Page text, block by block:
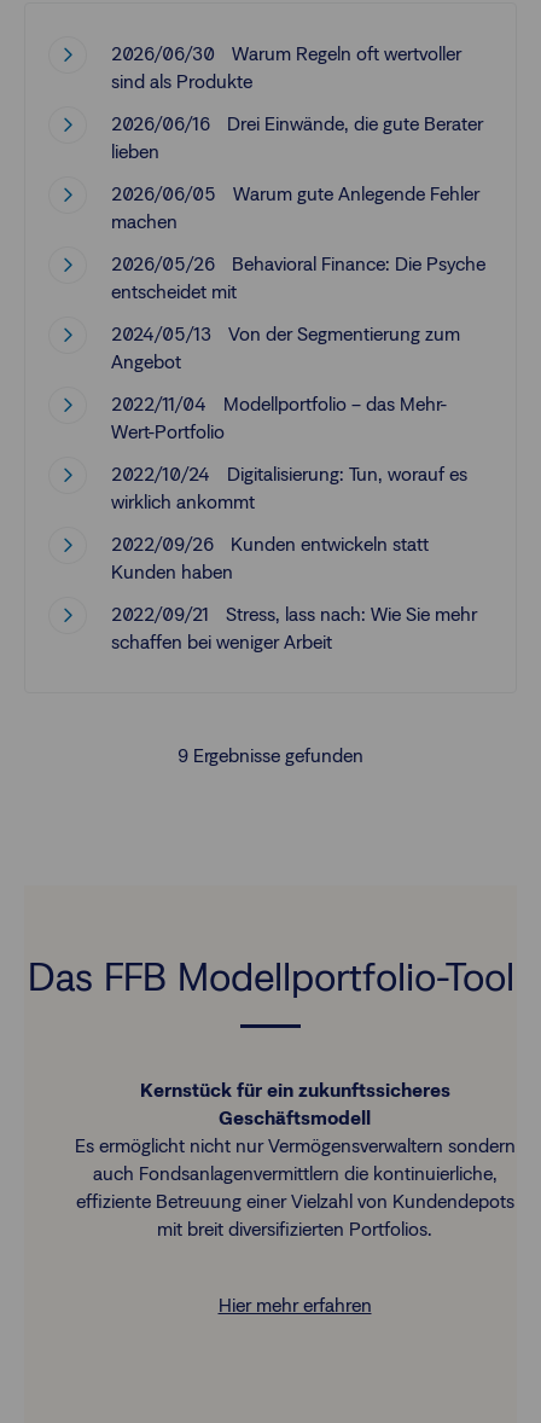
2026/06/30
Warum Regeln oft wertvoller
sind als Produkte
2026/06/16
Drei Einwände, die gute Berater
lieben
2026/06/05
Warum gute Anlegende Fehler
machen
2026/05/26
Behavioral Finance: Die Psyche
entscheidet mit
2024/05/13
Von der Segmentierung zum
Angebot
2022/11/04
Modellportfolio – das Mehr-
Wert-Portfolio
2022/10/24
Digitalisierung: Tun, worauf es
wirklich ankommt
2022/09/26
Kunden entwickeln statt
Kunden haben
2022/09/21
Stress, lass nach: Wie Sie mehr
schaffen bei weniger Arbeit
9 Ergebnisse gefunden
Das FFB Modellportfolio-Tool
Kernstück für ein zukunftssicheres
Geschäftsmodell
Es ermöglicht nicht nur Vermögensverwaltern sondern
auch Fondsanlagenvermittlern die kontinuierliche,
effiziente Betreuung einer Vielzahl von Kundendepots
mit breit diversifizierten Portfolios.
Hier mehr erfahren